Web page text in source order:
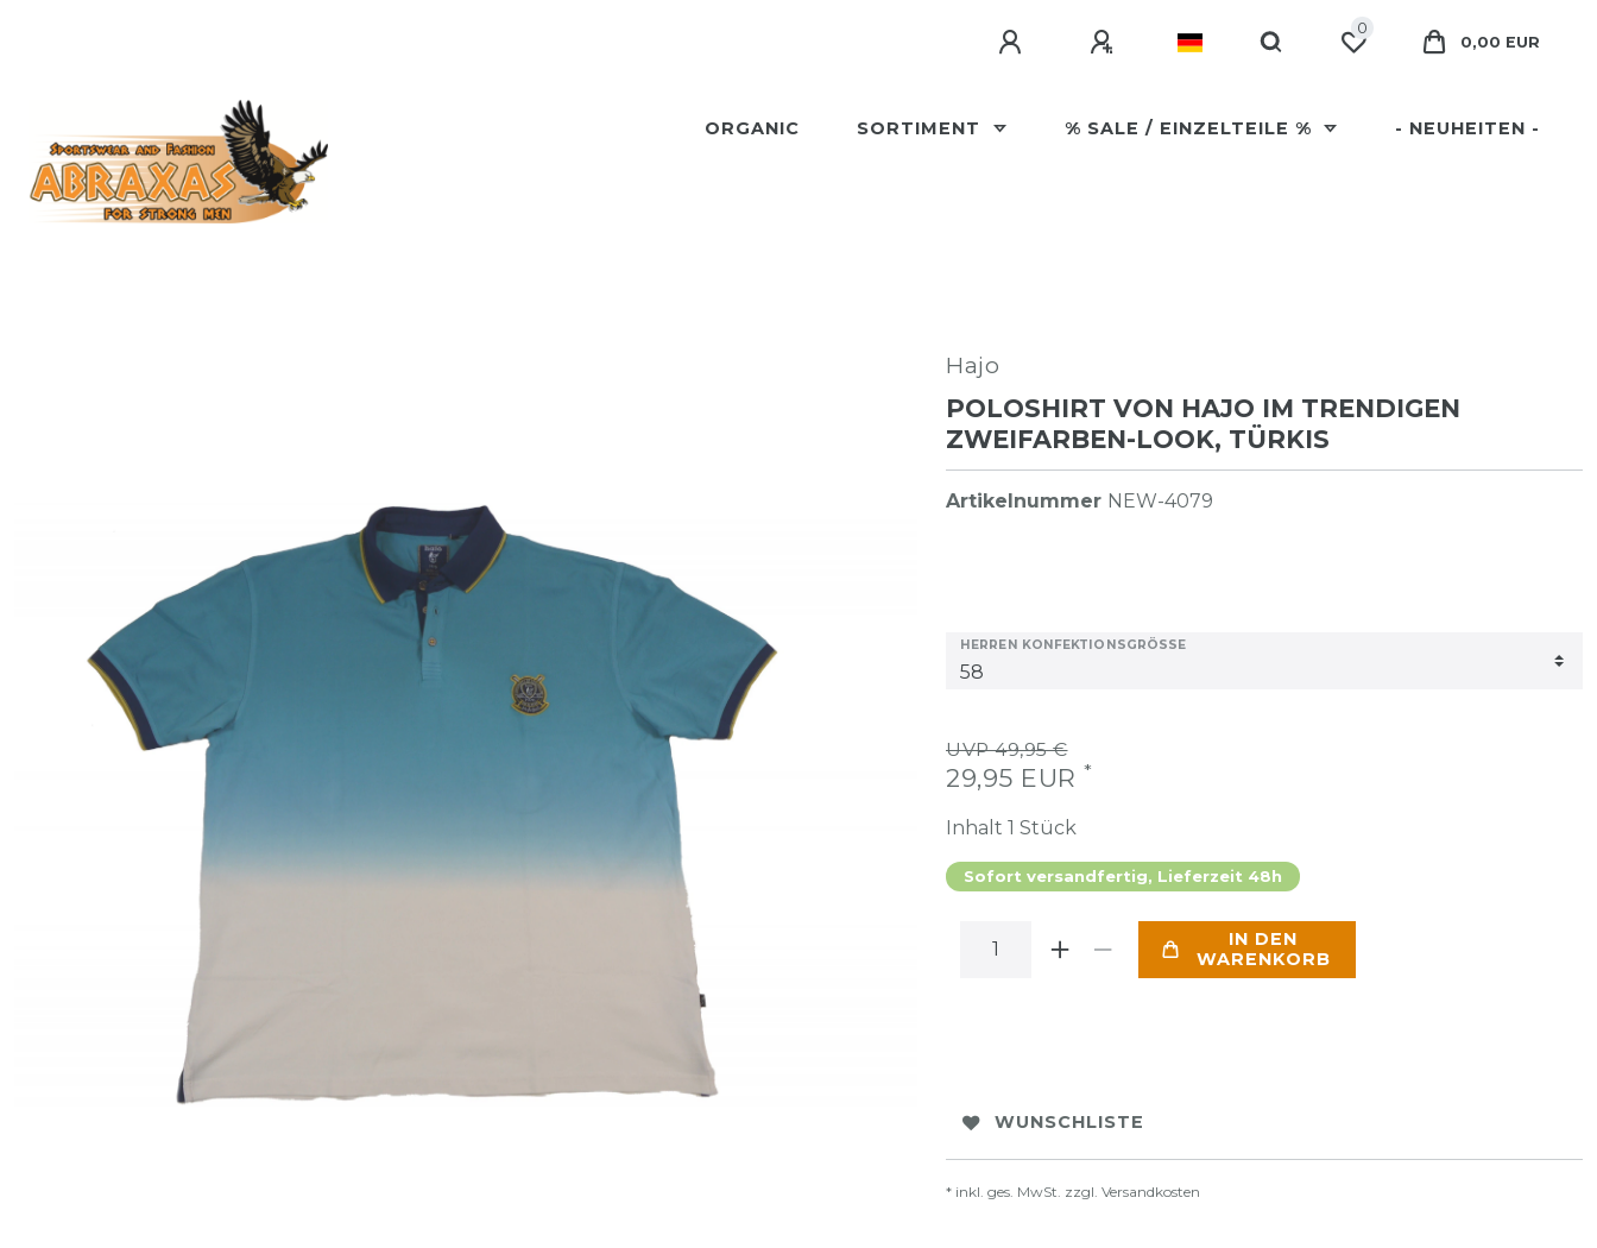
0
0,00 EUR
ORGANIC SORTIMENT % SALE / EINZELTEILE % - NEUHEITEN -
Hajo
POLOSHIRT VON HAJO IM TRENDIGEN
ZWEIFARBEN-LOOK, TÜRKIS
Artikelnummer NEW-4079
HERREN KONFEKTIONSGRÖSSE
UVP 49,95 €
29,95 EUR *
Inhalt 1 Stück
Sofort versandfertig, Lieferzeit 48h
IN DEN
WARENKORB
WUNSCHLISTE
* inkl. ges. MwSt. zzgl. Versandkosten